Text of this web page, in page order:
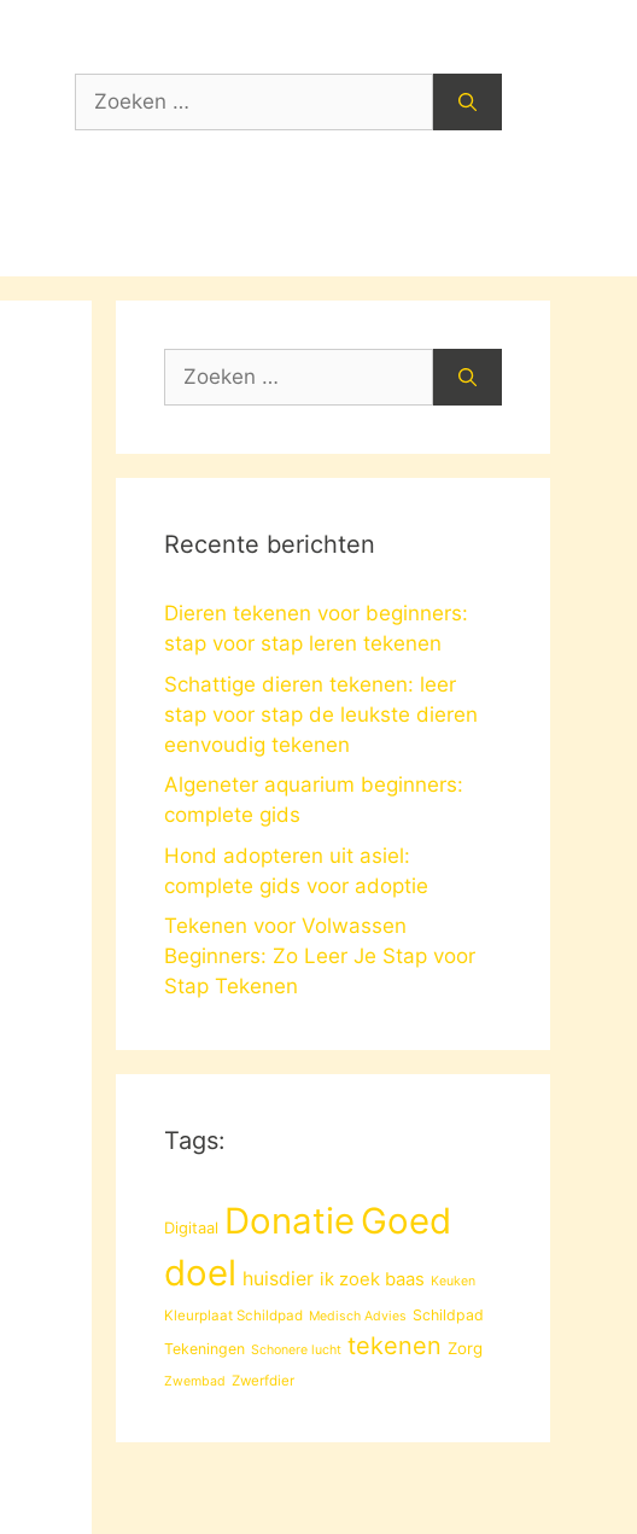
Zoek
Zoek
Recente berichten
Dieren tekenen voor beginners:
stap voor stap leren tekenen
Schattige dieren tekenen: leer
stap voor stap de leukste dieren
eenvoudig tekenen
Algeneter aquarium beginners:
complete gids
Hond adopteren uit asiel:
complete gids voor adoptie
Tekenen voor Volwassen
Beginners: Zo Leer Je Stap voor
Stap Tekenen
Tags:
Digitaal Donatie Goed
doel huisdier ik zoek baas Keuken
Kleurplaat Schildpad Medisch Advies Schildpad
Tekeningen Schonere lucht tekenen Zorg
Zwembad Zwerfdier